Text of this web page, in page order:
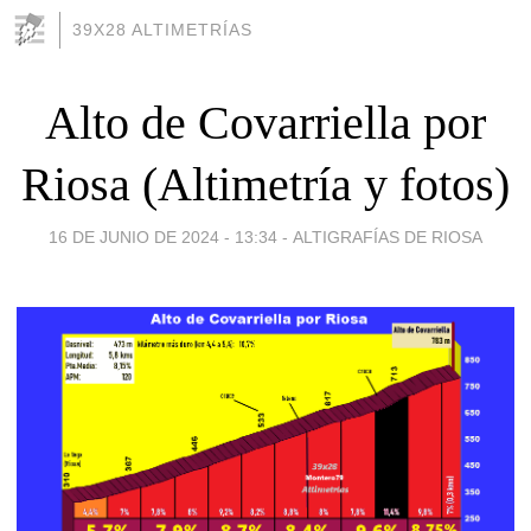
39X28 ALTIMETRÍAS
Alto de Covarriella por
Riosa (Altimetría y fotos)
16 DE JUNIO DE 2024 - 13:34 - ALTIGRAFÍAS DE RIOSA